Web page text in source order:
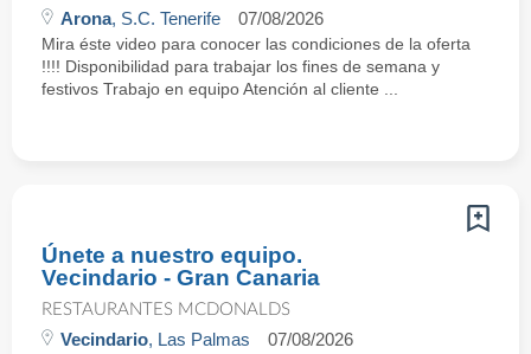
Arona, S.C. Tenerife 07/08/2026
Mira éste video para conocer las condiciones de la oferta
!!!! Disponibilidad para trabajar los fines de semana y
festivos Trabajo en equipo Atención al cliente ...
Únete a nuestro equipo.
Vecindario - Gran Canaria
RESTAURANTES MCDONALDS
Vecindario, Las Palmas 07/08/2026